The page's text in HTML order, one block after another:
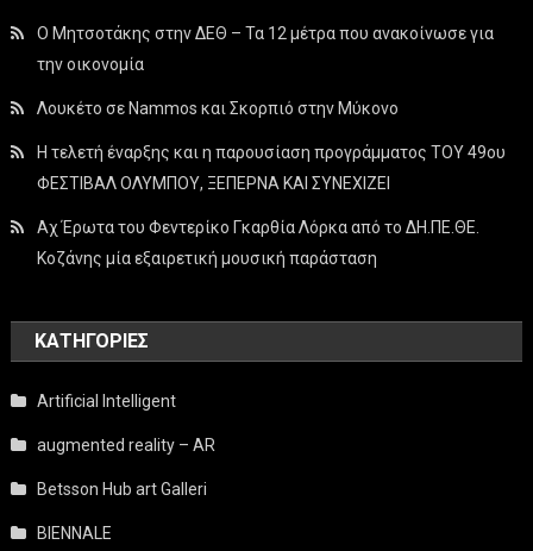
Ο Μητσοτάκης στην ΔΕΘ – Τα 12 μέτρα που ανακοίνωσε για
την οικονομία
Λουκέτο σε Nammos και Σκορπιό στην Μύκονο
Η τελετή έναρξης και η παρουσίαση προγράμματος ΤΟΥ 49ου
ΦΕΣΤΙΒΑΛ ΟΛΥΜΠΟΥ, ΞΕΠΕΡΝΑ ΚΑΙ ΣΥΝΕΧΙΖΕΙ
Αχ Έρωτα του Φεντερίκο Γκαρθία Λόρκα από το ΔΗ.ΠΕ.ΘΕ.
Κοζάνης μία εξαιρετική μουσική παράσταση
KΑΤΗΓΟΡΊΕΣ
Artificial Intelligent
augmented reality – AR
Betsson Hub art Galleri
BIENNALE